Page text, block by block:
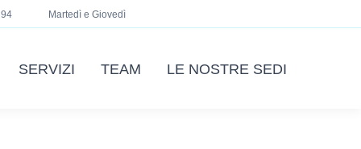
Martedì e Giovedì
SERVIZI TEAM LE NOSTRE SEDI